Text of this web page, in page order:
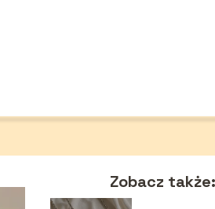
Zobacz także: